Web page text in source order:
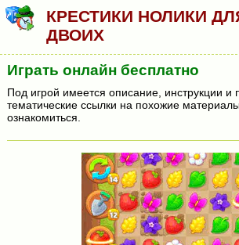
КРЕСТИКИ НОЛИКИ
ДВОИХ
Играть онлайн бесплатно
Под игрой имеется описание, инструкции и
тематические ссылки на похожие
ознакомиться.